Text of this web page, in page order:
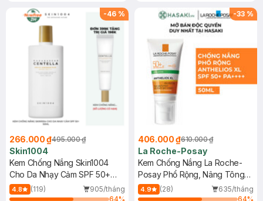
25ml (SL Có Hạn)
-46 %
266.000 ₫495.000 ₫
Skin1004
Kem Chống Nắng Skin1004
Cho Da Nhạy Cảm SPF 50+
50ml
4.8 (119)
905/tháng
64%
-33 %
406.000 ₫610.000 ₫
La Roche-Posay
Kem Chống Nắng La Roche-
Posay Phổ Rộng, Nâng Tông
Kiềm Dầu 50ml
4.9 (28)
635/tháng
64%